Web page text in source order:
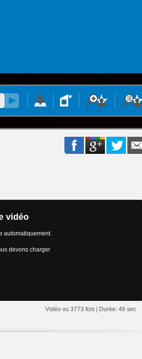
vidéo
automatiquement.
devons charger
Vidéo vu 3773 fois | Durée: 46 sec